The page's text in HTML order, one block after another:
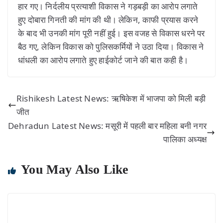
हार गए। निर्दलीय प्रत्याशी विकास ने गड़बड़ी का आरोप लगाते
हुए दोबारा गिनती की मांग की थी। लेकिन, काफी प्रयास करने
के बाद भी उनकी मांग पूरी नहीं हुई। इस वजह से विकास धरने पर
बैठ गए, लेकिन विकास को पुलिसकर्मियों ने उठा दिया। विकास ने
धांधली का आरोप लगाते हुए हाईकोर्ट जाने की बात कही है।
Rishikesh Latest News: ऋषिकेश में भाजपा को मिली बड़ी
जीत
Dehradun Latest News: मसूरी में पहली बार महिला बनी नगर
पालिका अध्यक्ष
You May Also Like